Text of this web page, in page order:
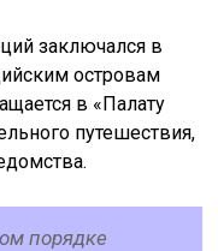
заключался в
островам
в «Палату
путешествия,
порядке